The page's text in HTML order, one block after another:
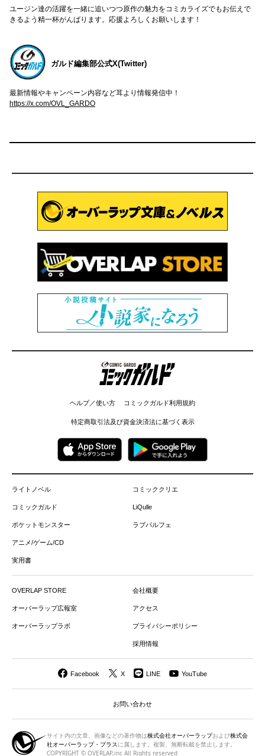
ユージン達の活躍を一緒に追いつつ原作の魅力をコミカライズでもお伝えで
きるよう精一杯がんばります。応援よろしくお願いします！
ガルド編集部公式X(Twitter)
最新情報やキャンペーン内容など耳より情報発信中！
https://x.com/OVL_GARDO
コミックガルド
ヘルプ／使い方 コミックガルド利用規約
特定商取引法及び資金決済法に基づく表示
ライトノベル
コミックガルド
ポケットモンスター
アニメ/ゲーム/CD
実用書
コミッククリエ
LiQulle
ラブパルフェ
OVERLAP STORE
オーバーラップ広報室
オーバーラップラボ
会社概要
アクセス
プライバシーポリシー
採用情報
Facebook X LINE YouTube
お問い合わせ
サイト内の文章、画像などの著作物は株式会社オーバーラップおよび株式会
社オーバーラップ・プラス に属します。複製、無断転載を禁止します。
COPYRIGHT © OVERLAP,inc All Rights reserved